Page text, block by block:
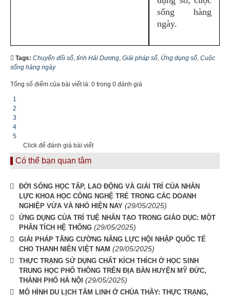
sống hàng
ngày.
Tags: Chuyển đổi số, tỉnh Hải Dương, Giải pháp số, Ứng dụng số, Cuộc
sống hàng ngày
Tổng số điểm của bài viết là: 0 trong 0 đánh giá
1
2
3
4
5
Click để đánh giá bài viết
Có thể bạn quan tâm
ĐỜI SỐNG HỌC TẬP, LAO ĐỘNG VÀ GIẢI TRÍ CỦA NHÂN
LỰC KHOA HỌC CÔNG NGHỆ TRẺ TRONG CÁC DOANH
NGHIỆP VỪA VÀ NHỎ HIỆN NAY (29/05/2025)
ỨNG DỤNG CỦA TRÍ TUỆ NHÂN TẠO TRONG GIÁO DỤC: MỘT
PHÂN TÍCH HỆ THỐNG (29/05/2025)
GIẢI PHÁP TĂNG CƯỜNG NĂNG LỰC HỘI NHẬP QUỐC TẾ
CHO THANH NIÊN VIỆT NAM (29/05/2025)
THỰC TRẠNG SỬ DỤNG CHẤT KÍCH THÍCH Ở HỌC SINH
TRUNG HỌC PHỐ THÔNG TRÊN ĐỊA BÀN HUYỆN MỸ ĐỨC,
THÀNH PHỐ HÀ NỘI (29/05/2025)
MÔ HÌNH DU LỊCH TÂM LINH Ở CHÙA THẦY: THỰC TRẠNG,